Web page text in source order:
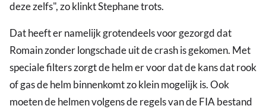
deze zelfs", zo klinkt Stephane trots.
Dat heeft er namelijk grotendeels voor gezorgd dat
Romain zonder longschade uit de crash is gekomen. Met
speciale filters zorgt de helm er voor dat de kans dat rook
of gas de helm binnenkomt zo klein mogelijk is. Ook
moeten de helmen volgens de regels van de FIA bestand